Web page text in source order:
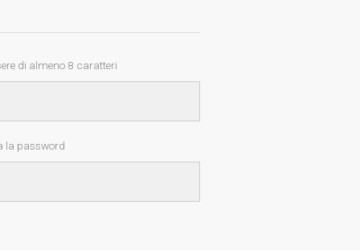
di almeno 8 caratteri
la password